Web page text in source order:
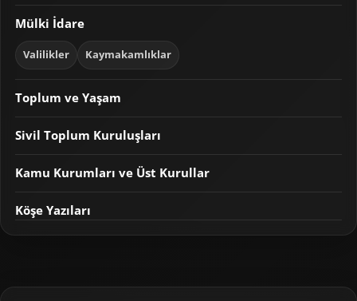
Mülki İdare
Valilikler Kaymakamlıklar
Toplum ve Yaşam
Sivil Toplum Kuruluşları
Kamu Kurumları ve Üst Kurullar
Köşe Yazıları